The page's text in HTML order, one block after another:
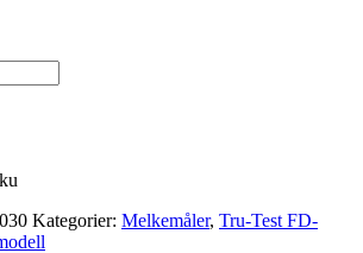
Kategorier: Melkemåler, Tru-Test FD-